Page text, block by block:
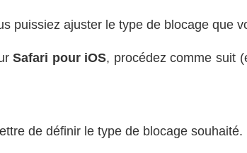
puissiez ajuster le type de blocage que
Safari pour iOS, procédez comme suit
de définir le type de blocage souhaité.